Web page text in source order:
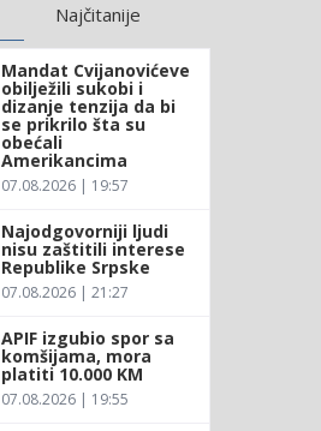
Najčitanije
Mandat Cvijanovićeve
obilježili sukobi i
dizanje tenzija da bi
se prikrilo šta su
obećali
Amerikancima
07.08.2026 | 19:57
Najodgovorniji ljudi
nisu zaštitili interese
Republike Srpske
07.08.2026 | 21:27
APIF izgubio spor sa
komšijama, mora
platiti 10.000 KM
07.08.2026 | 19:55